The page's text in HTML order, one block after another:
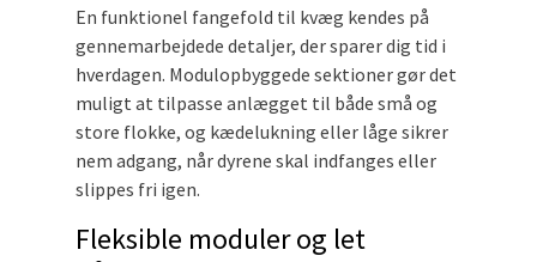
En funktionel fangefold til kvæg kendes på
gennemarbejdede detaljer, der sparer dig tid i
hverdagen. Modulopbyggede sektioner gør det
muligt at tilpasse anlægget til både små og
store flokke, og kædelukning eller låge sikrer
nem adgang, når dyrene skal indfanges eller
slippes fri igen.
Fleksible moduler og let